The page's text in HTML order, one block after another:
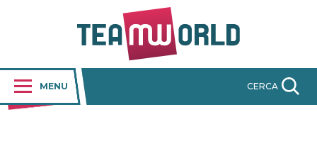
MENU CERCA